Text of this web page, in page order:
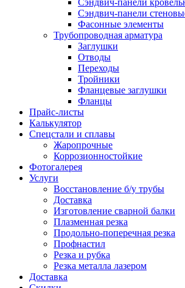
Сэндвич-панели
Сэндвич-панели
Фасонные элементы
Трубопроводная арматура
Заглушки
Отводы
Переходы
Тройники
Фланцевые заглушки
Фланцы
Прайс-листы
Калькулятор
Спецстали и сплавы
Жаропрочные
Коррозионностойкие
Фотогалерея
Услуги
Восстановление б/у трубы
Доставка
Изготовление сварной балки
Плазменная резка
Продольно-поперечная резка
Профнастил
Резка и рубка
Резка металла лазером
Доставка